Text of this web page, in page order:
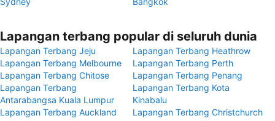
Lapangan terbang popular di seluruh dunia
Lapangan Terbang Jeju
Lapangan Terbang Heathrow
Lapangan Terbang Melbourne
Lapangan Terbang Perth
Lapangan Terbang Chitose
Lapangan Terbang Penang
Lapangan Terbang
Antarabangsa Kuala Lumpur
Lapangan Terbang Kota
Kinabalu
Lapangan Terbang Auckland
Lapangan Terbang Christchurch